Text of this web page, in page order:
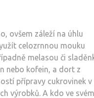
ovšem záleží na úhlu
celozrnnou mouku
melasou či
nebo kofein, a dort z
přípravy cukrovinek v
výrobků. A kdo ve